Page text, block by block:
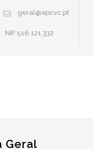
geral@apcvc.pt
NIF 516 121 332
Geral